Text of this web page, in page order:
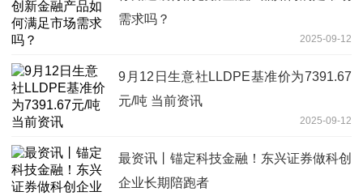
需求吗？
2025-09-12
9月12日生意社LLDPE基准价为7391.67
元/吨 当前资讯
2025-09-12
最资讯丨锚定科技金融！东兴证券做科创
企业长期陪跑者